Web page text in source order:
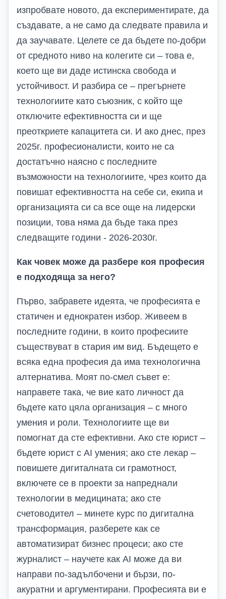
изпробвате новото, да експериментирате, да
създавате, а не само да следвате правила и
да заучавате. Целете се да бъдете по-добри
от средното ниво на колегите си – това е,
което ще ви даде истинска свобода и
устойчивост. И разбира се – прегърнете
технологиите като съюзник, с който ще
отключите ефективността си и ще
преоткриете капацитета си. И ако днес, през
2025г. професионалисти, които не са
достатъчно наясно с последните
възможности на технологиите, чрез които да
повишат ефективността на себе си, екипа и
организацията си са все още на лидерски
позиции, това няма да бъде така през
следващите години - 2026-2030г.
Как човек може да разбере коя професия
е подходяща за него?
Първо, забравете идеята, че професията е
статичен и еднократен избор. Живеем в
последните години, в които професиите
съществуват в стария им вид. Бъдещето е
всяка една професия да има технологична
алтернатива. Моят по-смел съвет е:
направете така, че вие като личност да
бъдете като цяла организация – с много
умения и роли. Технологиите ще ви
помогнат да сте ефективни. Ако сте юрист –
бъдете юрист с AI умения; ако сте лекар –
повишете дигиталната си грамотност,
включете се в проекти за напреднали
технологии в медицината; ако сте
счетоводител – минете курс по дигитална
трансформация, разберете как се
автоматизират бизнес процеси; ако сте
журналист – научете как AI може да ви
направи по-задълбочени и бързи, по-
акуратни и аргументирани. Професията ви е